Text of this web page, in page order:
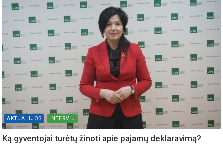
AKTUALIJOS INTERVIU
Ką gyventojai turėtų žinoti apie pajamų deklaravimą?